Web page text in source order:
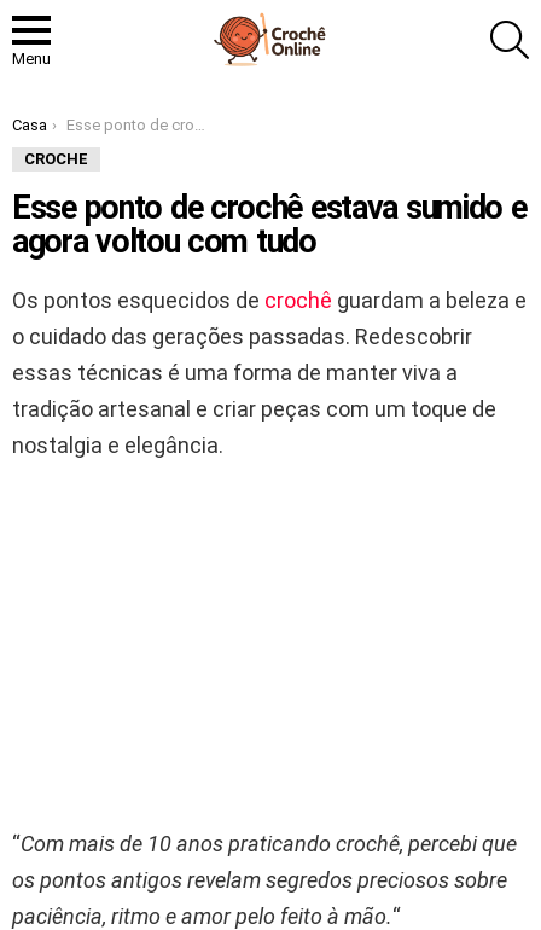
Menu
Você está aqui:
Casa
Esse ponto de crochê estava sumido e agora voltou com tudo
CROCHE
Esse ponto de crochê estava sumido e
agora voltou com tudo
Os pontos esquecidos de crochê guardam a beleza e
o cuidado das gerações passadas. Redescobrir
essas técnicas é uma forma de manter viva a
tradição artesanal e criar peças com um toque de
nostalgia e elegância.
“Com mais de 10 anos praticando crochê, percebi que
os pontos antigos revelam segredos preciosos sobre
paciência, ritmo e amor pelo feito à mão.“